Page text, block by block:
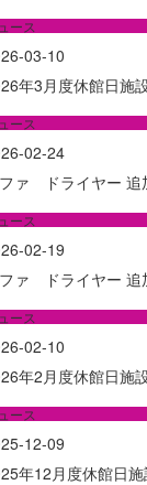
ース
03-10
年3月度休館日施
ース
02-24
ァ ドライヤー 追
ース
02-19
ァ ドライヤー 追
ース
02-10
年2月度休館日施
ース
12-09
年12月度休館日